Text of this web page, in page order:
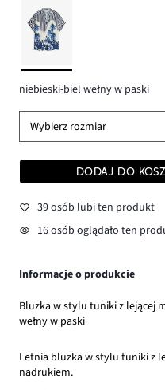
niebieski-biel wełny w paski
Wybierz rozmiar
DODAJ DO
39 osób lubi ten produkt
16 osób oglądało ten
Informacje o produkcie
Bluzka w stylu tuniki z lejącej
wełny w paski
Letnia bluzka w stylu tuniki z
nadrukiem.